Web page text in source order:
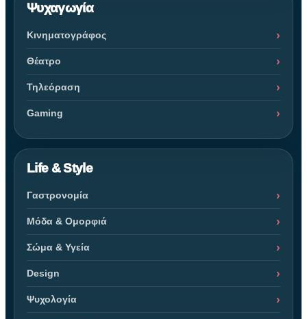
Ψυχαγωγία
Κινηματογράφος
Θέατρο
Τηλεόραση
Gaming
Life & Style
Γαστρονομία
Μόδα & Ομορφιά
Σώμα & Υγεία
Design
Ψυχολογία